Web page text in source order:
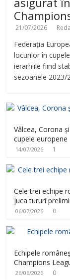
21/07/2026
Federația
locurilor în
ierarhiile fiind
sezoanele 2023/
Vâlcea, Corona
cupele europene
14/07/2026 1
Cele trei echipe
juca tururi
06/07/2026 0
Echipele
Champions
26/06/2026 0